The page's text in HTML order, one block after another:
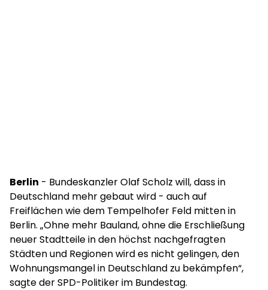
Berlin - Bundeskanzler Olaf Scholz will, dass in
Deutschland mehr gebaut wird - auch auf
Freiflächen wie dem Tempelhofer Feld mitten in
Berlin. „Ohne mehr Bauland, ohne die Erschließung
neuer Stadtteile in den höchst nachgefragten
Städten und Regionen wird es nicht gelingen, den
Wohnungsmangel in Deutschland zu bekämpfen“,
sagte der SPD-Politiker im Bundestag.